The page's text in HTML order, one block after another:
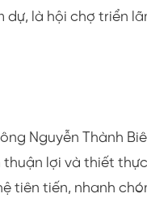
dự, là hội chợ triển
Nguyễn Thành
thuận lợi và thiết
tiên tiến, nhanh